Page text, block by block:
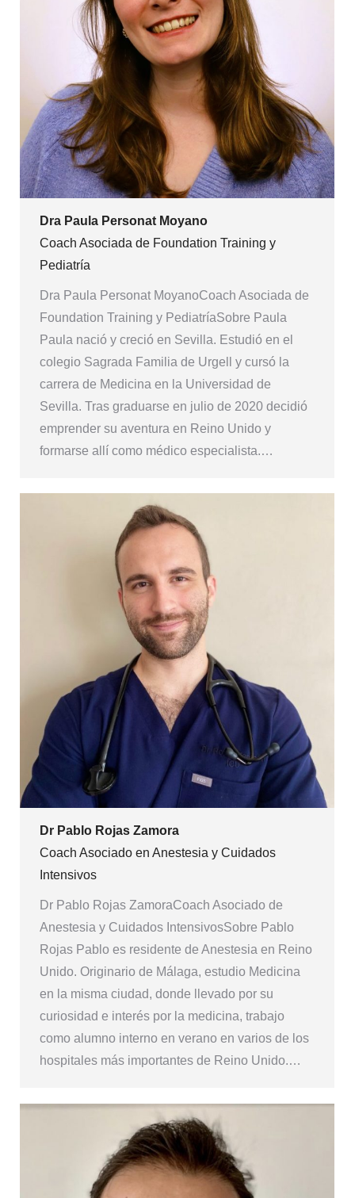
Dra Paula Personat Moyano
Coach Asociada de Foundation Training y
Pediatría
Dra Paula Personat MoyanoCoach Asociada de
Foundation Training y PediatríaSobre Paula
Paula nació y creció en Sevilla. Estudió en el
colegio Sagrada Familia de Urgell y cursó la
carrera de Medicina en la Universidad de
Sevilla. Tras graduarse en julio de 2020 decidió
emprender su aventura en Reino Unido y
formarse allí como médico especialista.…
Dr Pablo Rojas Zamora
Coach Asociado en Anestesia y Cuidados
Intensivos
Dr Pablo Rojas ZamoraCoach Asociado de
Anestesia y Cuidados IntensivosSobre Pablo
Rojas Pablo es residente de Anestesia en Reino
Unido. Originario de Málaga, estudio Medicina
en la misma ciudad, donde llevado por su
curiosidad e interés por la medicina, trabajo
como alumno interno en verano en varios de los
hospitales más importantes de Reino Unido.…